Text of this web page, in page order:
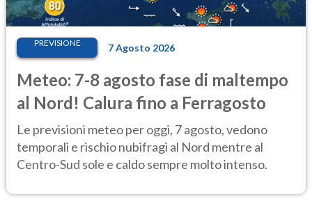
PREVISIONE 7 Agosto 2026
Meteo: 7-8 agosto fase di maltempo
al Nord! Calura fino a Ferragosto
Le previsioni meteo per oggi, 7 agosto, vedono
temporali e rischio nubifragi al Nord mentre al
Centro-Sud sole e caldo sempre molto intenso.